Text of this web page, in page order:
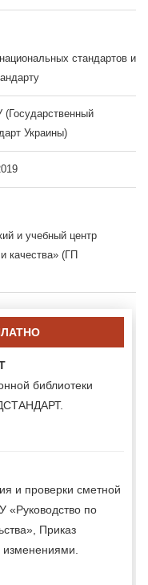
стандартов и
Украины)
и учебный центр
качества» (ГП
библиотеки
и проверки сметной
«Руководство по
Приказ